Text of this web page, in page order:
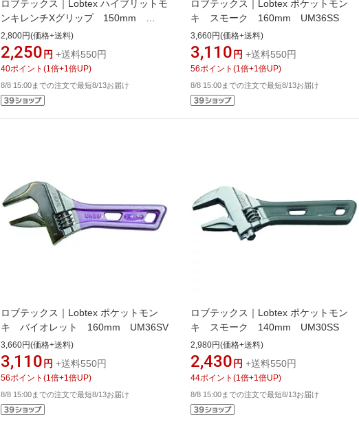
ロブテックス｜Lobtex ハイブリットモ
ンキレンチXグリップ 150mm
UM24XD
2,800円(価格+送料)
2,250 円 +送料550円
40ポイント (1 倍+1 倍UP)
8/8 15:00までの注文で最短8/13お届け
ロブテックス｜Lobtex ポケットモン
キ スモーク 160mm UM36SS
3,660円(価格+送料)
3,110 円 +送料550円
56ポイント (1 倍+1 倍UP)
8/8 15:00までの注文で最短8/13お届け
ロブテックス｜Lobtex ポケットモン
キ バイオレット 160mm UM36SV
3,660円(価格+送料)
3,110 円 +送料550円
56ポイント (1 倍+1 倍UP)
8/8 15:00までの注文で最短8/13お届け
ロブテックス｜Lobtex ポケットモン
キ スモーク 140mm UM30SS
2,980円(価格+送料)
2,430 円 +送料550円
44ポイント (1 倍+1 倍UP)
8/8 15:00までの注文で最短8/13お届け